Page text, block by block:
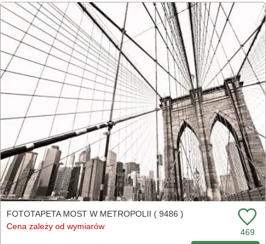
FOTOTAPETA MOST W METROPOLII ( 9486 )
Cena zależy od wymiarów
469